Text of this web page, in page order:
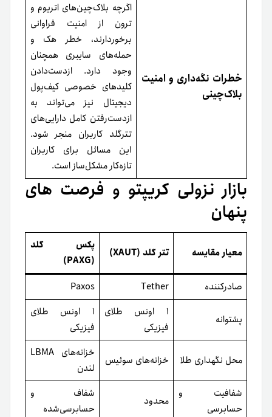
خطرات نگه‌داری و امنیت
بلاک‌چینی
اگرچه بلاک‌چین‌های اتریوم و
ترون از امنیت فراوانی
برخوردارند، خطر هک و
حمله‌های سایبری همچنان
وجود دارد. ازدست‌دادن
کلیدهای خصوصی کیف‌پول
دیجیتال نیز می‌تواند به
از‌دست‌رفتن کامل دارایی‌های
تترگلد کاربران منجر شود.
این مسائل برای کاربران
تازه‌کار مشکل‌ساز است.
بازار نزولی کریپتو و فرصت های
پنهان
معیار مقایسه تتر گلد (XAUT)
پکس گلد
(PAXG)
صادرکننده
Tether
Paxos
پشتوانه
۱ اونس طلای
فیزیکی
۱ اونس طلای
فیزیکی
محل نگهداری طلا خزانه‌های سوئیس
خزانه‌های LBMA
لندن
شفافیت و
حسابرسی
محدود
شفاف و
حسابرسی‌شده